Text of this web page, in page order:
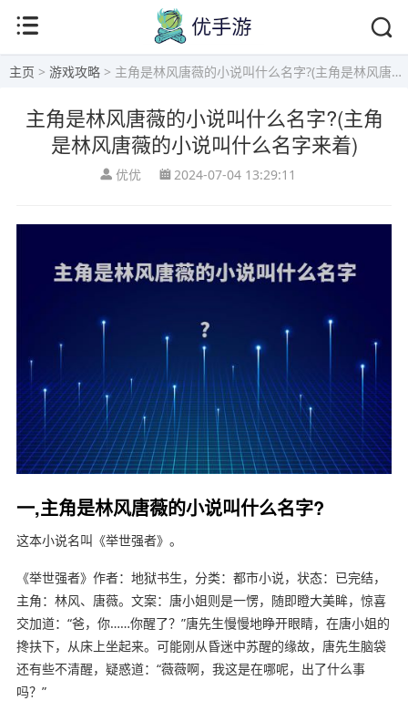
主页 > 游戏攻略 > 主角是林风唐薇的小说叫什么名字?(主角是林风唐薇的小说叫什么名字来着)
主角是林风唐薇的小说叫什么名字?(主角
是林风唐薇的小说叫什么名字来着)
优优 2024-07-04 13:29:11
一,主角是林风唐薇的小说叫什么名字?
这本小说名叫《举世强者》。
《举世强者》作者：地狱书生，分类：都市小说，状态：已完结，
主角：林风、唐薇。文案：唐小姐则是一愣，随即瞪大美眸，惊喜
交加道：“爸，你……你醒了？”唐先生慢慢地睁开眼睛，在唐小姐的
搀扶下，从床上坐起来。可能刚从昏迷中苏醒的缘故，唐先生脑袋
还有些不清醒，疑惑道：“薇薇啊，我这是在哪呢，出了什么事
吗？”